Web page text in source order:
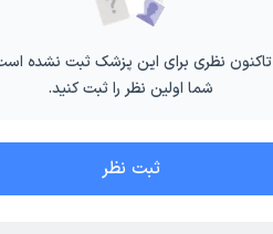
تاکنون نظری برای این پزشک ثبت نشده
شما اولین نظر را ثبت کنید.
ثبت نظر